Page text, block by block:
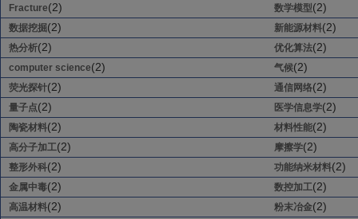
Fracture(2) 数学模型(2)
数据挖掘(2) 新能源材料(2)
热分析(2) 优化算法(2)
computer science(2) 气候(2)
荧光探针(2) 通信网络(2)
量子点(2) 医学信息学(2)
陶瓷材料(2) 材料性能(2)
高分子加工(2) 摩擦学(2)
整形外科(2) 功能纳米材料(2)
金属中毒(2) 数控加工(2)
高温材料(2) 粉末冶金(2)